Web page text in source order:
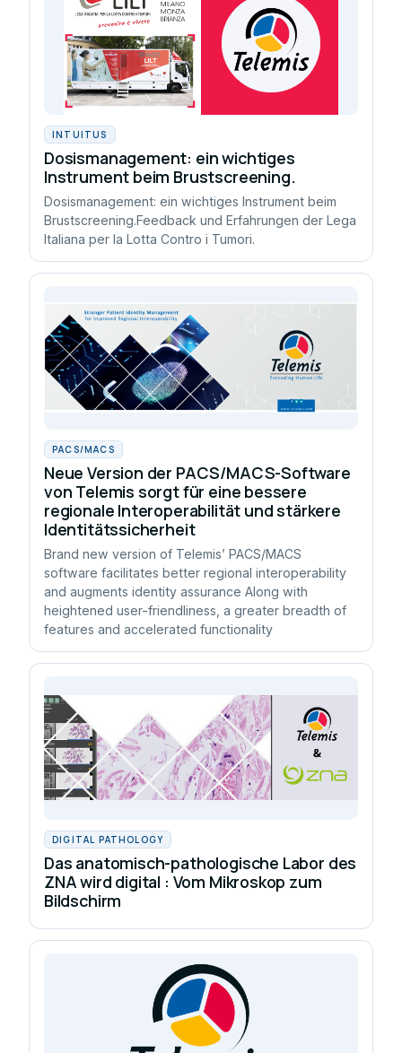
INTUITUS
Dosismanagement: ein wichtiges
Instrument beim Brustscreening.
Dosismanagement: ein wichtiges Instrument beim
Brustscreening.Feedback und Erfahrungen der Lega
Italiana per la Lotta Contro i Tumori.
PACS/MACS
Neue Version der PACS/MACS-Software
von Telemis sorgt für eine bessere
regionale Interoperabilität und stärkere
Identitätssicherheit
Brand new version of Telemis’ PACS/MACS
software facilitates better regional interoperability
and augments identity assurance Along with
heightened user-friendliness, a greater breadth of
features and accelerated functionality
DIGITAL PATHOLOGY
Das anatomisch-pathologische Labor des
ZNA wird digital : Vom Mikroskop zum
Bildschirm